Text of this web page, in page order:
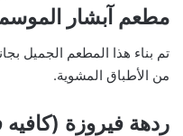
مطعم آبشار
تم بناء هذا المطعم الجميل
من الأطباق المشوية.
ردهة فيروزة